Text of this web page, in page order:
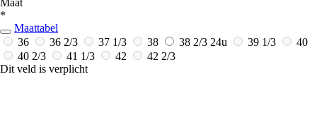
Maat
*
Maattabel
36
36 2/3 37 1/3 38 38 2/3 24u 39 1/3
40
40 2/3
41 1/3 42
42 2/3
Dit veld is verplicht